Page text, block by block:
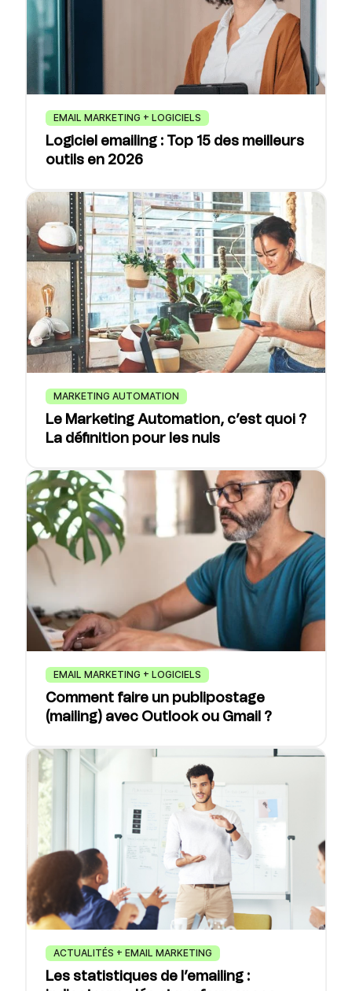
EMAIL MARKETING + LOGICIELS
Logiciel emailing : Top 15 des meilleurs
outils en 2026
MARKETING AUTOMATION
Le Marketing Automation, c’est quoi ?
La définition pour les nuls
EMAIL MARKETING + LOGICIELS
Comment faire un publipostage
(mailing) avec Outlook ou Gmail ?
ACTUALITÉS + EMAIL MARKETING
Les statistiques de l’emailing :